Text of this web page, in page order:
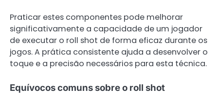
Praticar estes componentes pode melhorar
significativamente a capacidade de um jogador
de executar o roll shot de forma eficaz durante os
jogos. A prática consistente ajuda a desenvolver o
toque e a precisão necessários para esta técnica.
Equívocos comuns sobre o roll shot